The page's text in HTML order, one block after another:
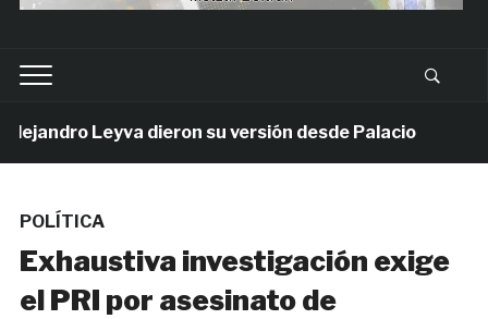
Leyva dieron su versión desde Palacio
POLÍTICA
Exhaustiva investigación exige
el PRI por asesinato de